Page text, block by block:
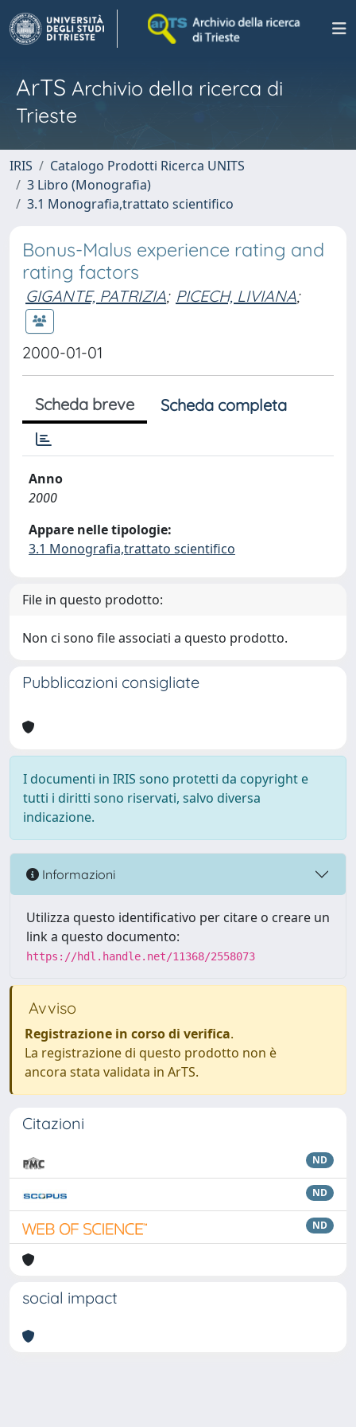
ArTS Archivio della ricerca di
Trieste
IRIS
Catalogo Prodotti Ricerca UNITS
3 Libro (Monografia)
3.1 Monografia,trattato scientifico
Bonus-Malus experience rating and
rating factors
GIGANTE, PATRIZIA; PICECH, LIVIANA;
2000-01-01
Scheda breve Scheda completa
Anno
2000
Appare nelle tipologie:
3.1 Monografia,trattato scientifico
File in questo prodotto:
Non ci sono file associati a questo prodotto.
Pubblicazioni consigliate
I documenti in IRIS sono protetti da copyright e
tutti i diritti sono riservati, salvo diversa
indicazione.
Informazioni
Utilizza questo identificativo per citare o creare un
link a questo documento:
https://hdl.handle.net/11368/2558073
Avviso
Registrazione in corso di verifica.
La registrazione di questo prodotto non è
ancora stata validata in ArTS.
Citazioni
ND
ND
ND
social impact